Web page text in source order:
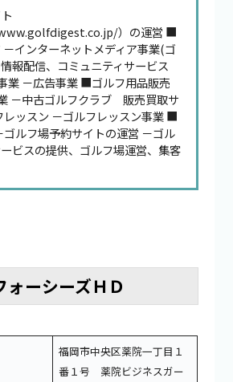
）の運営 ■
－インターネットメディア事業(ゴ
報配信、コミュニティサービス
業 －広告事業 ■ゴルフ用品販売
－中古ゴルフクラブ 販売買取サ
ッスン －ゴルフレッスン事業 ■
ゴルフ場予約サイトの運営 －ゴル
ビスの提供、ゴルフ場運営、集客
ォーシーズＨＤ
福岡市中央区薬院一丁目１
番１号 薬院ビジネスガー